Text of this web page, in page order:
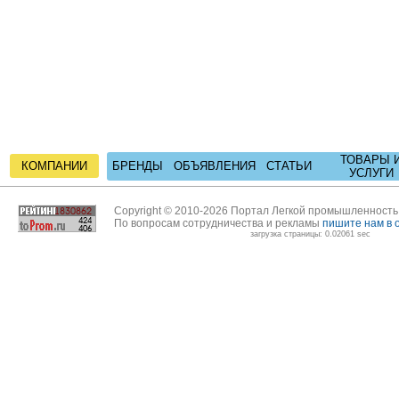
КОМПАНИИ БРЕНДЫ ОБЪЯВЛЕНИЯ СТАТЬИ
ТОВАРЫ
УСЛУГИ
Copyright © 2010-2026 Портал Легкой
По вопросам сотрудничества и рекламы пишите нам в
загрузка страницы: 0.02061 sec